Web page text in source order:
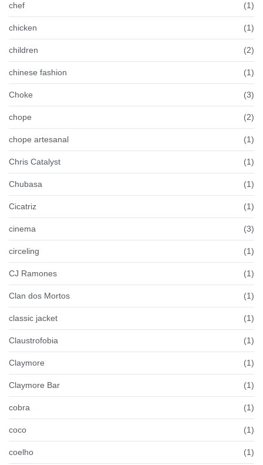
chef (1)
chicken (1)
children (2)
chinese fashion (1)
Choke (3)
chope (2)
chope artesanal (1)
Chris Catalyst (1)
Chubasa (1)
Cicatriz (1)
cinema (3)
circeling (1)
CJ Ramones (1)
Clan dos Mortos (1)
classic jacket (1)
Claustrofobia (1)
Claymore (1)
Claymore Bar (1)
cobra (1)
coco (1)
coelho (1)